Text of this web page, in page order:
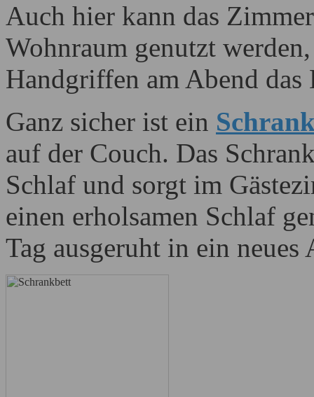
Auch hier kann das
Wohnraum genutzt
Handgriffen am Abend
Ganz sicher ist ein
auf der Couch. Das
Schlaf und sorgt im
einen erholsamen Schlaf
Tag ausgeruht in ein neues